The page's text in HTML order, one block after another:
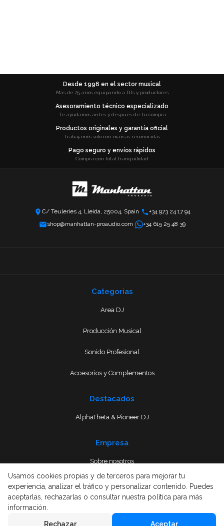
Desde 1996 en el sector musical
Más de 25 años equipando a DJs y productores
Asesoramiento técnico especializado
Te ayudamos antes y después de tu compra
Productos originales y garantía oficial
Trabajamos solo con marcas reconocidas
Pago seguro y envíos rápidos
Compra con total tranquilidad
C/ Teuleries 4, Lleida, 25004, Spain
+34 973 24 17 94
shop@manhattan-proaudio.com
+34 615 25 48 39
Categorias
Area DJ
Producción Musical
Sonido Profesional
Accesorios y Complementos
Destacados
AlphaTheta & Pioneer DJ
Empresa
Sobre nosotros
Usamos cookies propias y de terceros para mejorar tu
experiencia, analizar el tráfico y personalizar contenido. Puedes
aceptarlas, rechazarlas o consultar nuestra política para más
información.
Rechazar Aceptar